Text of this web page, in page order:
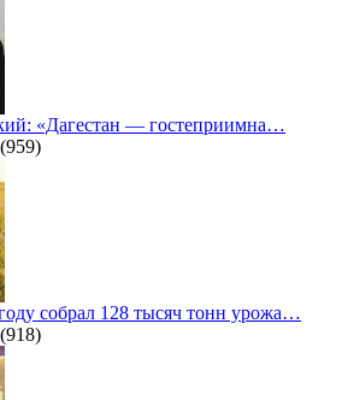
«Дагестан — гостеприимна…
(959)
собрал 128 тысяч тонн урожа…
(918)